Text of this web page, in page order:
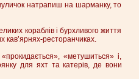
вуличок натрапиш на шарманку, то
кораблів і бурхливого життя
кав’ярнях-ресторанчиках.
«метушиться» і,
для яхт та катерів, де вони